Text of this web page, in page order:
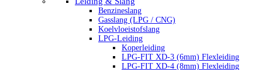
Benzineslang
Gasslang (LPG / CNG)
Koelvloeistofslang
LPG-Leiding
Koperleiding
LPG-FIT XD-3 (6mm) Flexleiding
LPG-FIT XD-4 (8mm) Flexleiding